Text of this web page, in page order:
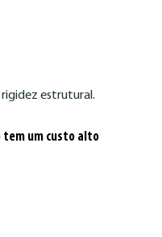
rigidez estrutural.
tem um custo alto